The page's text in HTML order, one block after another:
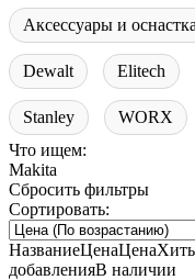
Аксессуары и оснастка
Dewalt Elitech
Stanley
WORX
Что ищем:
Makita
Сбросить фильтры
Сортировать:
НазваниеЦенаЦена
добавленияВ наличии